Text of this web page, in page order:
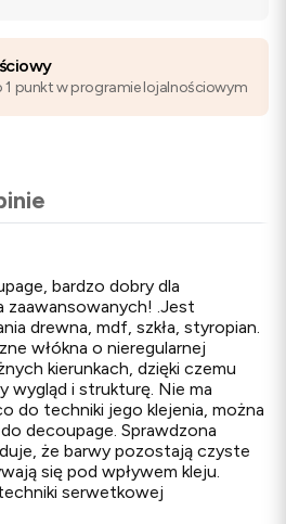
1 punkt w programie lojalnościowym
bardzo dobry dla
zaawansowanych! .Jest
drewna, mdf, szkła, styropian.
włókna o nieregularnej
kierunkach, dzięki czemu
wygląd i strukturę. Nie ma
do techniki jego klejenia, można
decoupage. Sprawdzona
że barwy pozostają czyste
się pod wpływem kleju.
serwetkowej